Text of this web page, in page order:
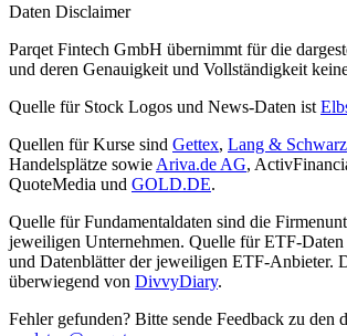
Daten Disclaimer
Parqet Fintech GmbH übernimmt für die
und deren Genauigkeit und Vollständigkeit
Quelle für Stock Logos und News-Daten ist
Quellen für Kurse sind Gettex, Lang & Schwarz
Handelsplätze sowie Ariva.de AG,
QuoteMedia und GOLD.DE.
Quelle für Fundamentaldaten sind die
jeweiligen Unternehmen. Quelle für ETF-Daten
und Datenblätter der jeweiligen ETF-Anbieter.
überwiegend von DivvyDiary.
Fehler gefunden? Bitte sende Feedback zu den